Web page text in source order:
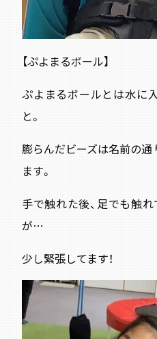
【ぷよまるボール】
ぷよまるボールとは水に
と。
膨らんだビーズは名前の
ます。
手で触れた後、足でも触
が…
少し緊張してます！